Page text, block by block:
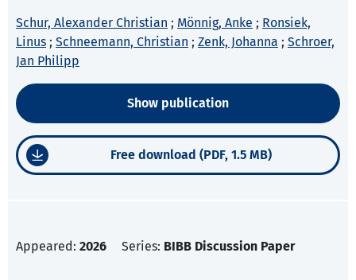
Schur, Alexander Christian ; Mönnig, Anke ; Ronsiek,
Linus ; Schneemann, Christian ; Zenk, Johanna ; Schroer,
Jan Philipp
Show publication
Free download (PDF, 1.5 MB)
Appeared: 2026 Series: BIBB Discussion Paper